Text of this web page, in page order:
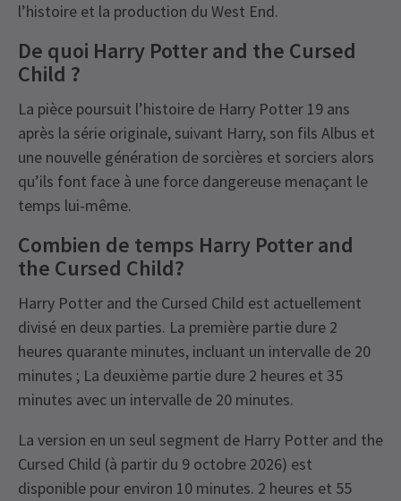
l’histoire et la production du West End.
De quoi Harry Potter and the Cursed
Child ?
La pièce poursuit l’histoire de Harry Potter 19 ans
après la série originale, suivant Harry, son fils Albus et
une nouvelle génération de sorcières et sorciers alors
qu’ils font face à une force dangereuse menaçant le
temps lui-même.
Combien de temps Harry Potter and
the Cursed Child?
Harry Potter and the Cursed Child est actuellement
divisé en deux parties. La première partie dure 2
heures quarante minutes, incluant un intervalle de 20
minutes ; La deuxième partie dure 2 heures et 35
minutes avec un intervalle de 20 minutes.
La version en un seul segment de Harry Potter and the
Cursed Child (à partir du 9 octobre 2026) est
disponible pour environ 10 minutes. 2 heures et 55